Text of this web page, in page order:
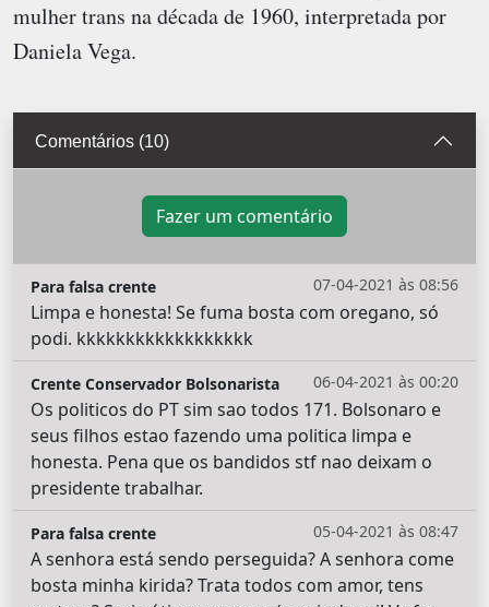
mulher trans na década de 1960, interpretada por
Daniela Vega.
Comentários (10)
Fazer um comentário
07-04-2021 às 08:56
Para falsa crente
Limpa e honesta! Se fuma bosta com oregano, só
podi. kkkkkkkkkkkkkkkkkk
06-04-2021 às 00:20
Crente Conservador Bolsonarista
Os politicos do PT sim sao todos 171. Bolsonaro e
seus filhos estao fazendo uma politica limpa e
honesta. Pena que os bandidos stf nao deixam o
presidente trabalhar.
05-04-2021 às 08:47
Para falsa crente
A senhora está sendo perseguida? A senhora come
bosta minha kirida? Trata todos com amor, tens